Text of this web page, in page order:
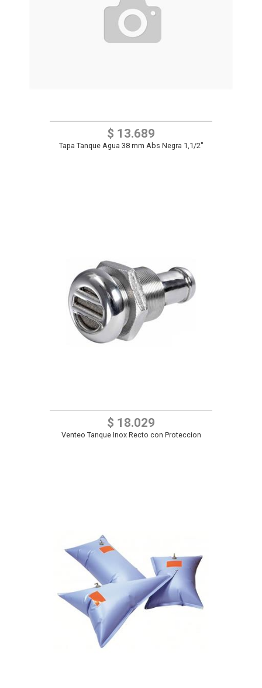
$ 13.689
Tapa Tanque Agua 38 mm Abs Negra 1,1/2"
$ 18.029
Venteo Tanque Inox Recto con Proteccion